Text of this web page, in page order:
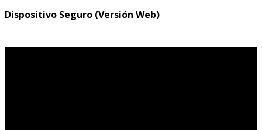
Dispositivo Seguro (Versión Web)